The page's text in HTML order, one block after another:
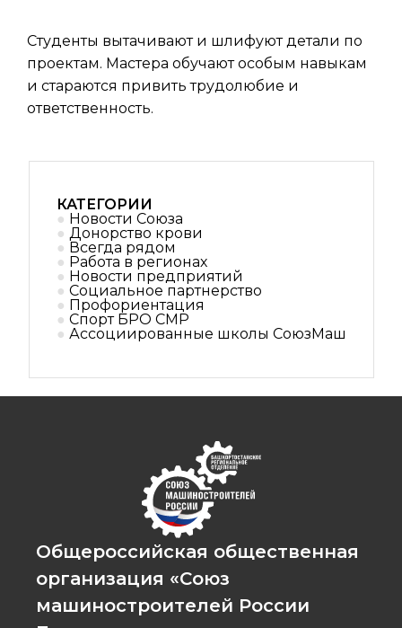
Студенты вытачивают и шлифуют детали по
проектам. Мастера обучают особым навыкам
и стараются привить трудолюбие и
ответственность.
КАТЕГОРИИ
Новости Союза
Донорство крови
Всегда рядом
Работа в регионах
Новости предприятий
Социальное партнерствo
Профориентация
Спорт БРО СМР
Ассоциированные школы СоюзМаш
Общероссийская общественная
организация «Союз
машиностроителей России